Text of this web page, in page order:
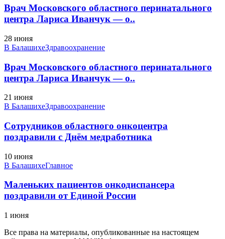
Врач Московского областного перинатального
центра Лариса Иванчук — о..
28 июня
В БалашихеЗдравоохранение
Врач Московского областного перинатального
центра Лариса Иванчук — о..
21 июня
В БалашихеЗдравоохранение
Сотрудников областного онкоцентра
поздравили с Днём медработника
10 июня
В БалашихеГлавное
Маленьких пациентов онкодиспансера
поздравили от Единой России
1 июня
Все права на материалы, опубликованные на настоящем